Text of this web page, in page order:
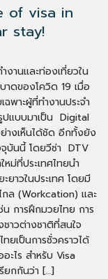
of visa in
stay!
งานและท่องเที่ยวใน
าดของโควิด 19 เมื่อ
พาะผู้ที่ทำงานประจำ
ปแบบมาเป็น Digital
างเห็นได้ชัด อีกทั้งยัง
บันนี้ โดยวีซ่า DTV
หม่ที่ประเทศไทยนำ
าวในประเทศ โดยมี
กล (Workcation) และ
การฝึกมวยไทย การ
าวต่างชาติที่สนใจ
ยเป็นการชั่วคราวได้
ะไร สำหรับ Visa
ยกกันว่า […]